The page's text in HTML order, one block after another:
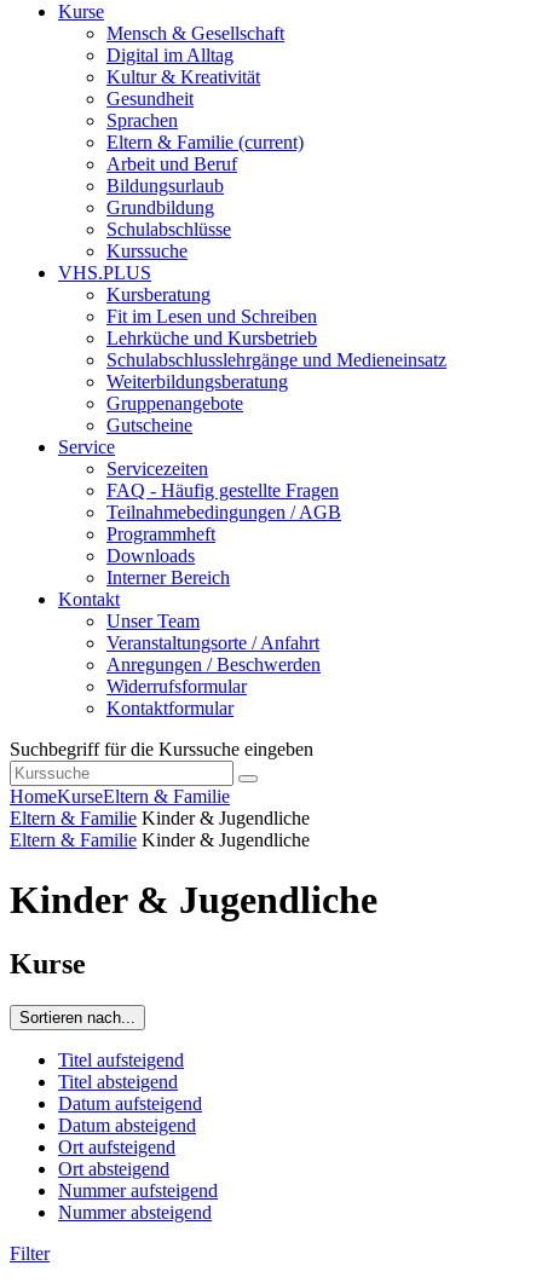
Kurse
Mensch & Gesellschaft
Digital im Alltag
Kultur & Kreativität
Gesundheit
Sprachen
Eltern & Familie (current)
Arbeit und Beruf
Bildungsurlaub
Grundbildung
Schulabschlüsse
Kurssuche
VHS.PLUS
Kursberatung
Fit im Lesen und Schreiben
Lehrküche und Kursbetrieb
Schulabschlusslehrgänge und Medieneinsatz
Weiterbildungsberatung
Gruppenangebote
Gutscheine
Service
Servicezeiten
FAQ - Häufig gestellte Fragen
Teilnahmebedingungen / AGB
Programmheft
Downloads
Interner Bereich
Kontakt
Unser Team
Veranstaltungsorte / Anfahrt
Anregungen / Beschwerden
Widerrufsformular
Kontaktformular
Suchbegriff für die Kurssuche eingeben
HomeKurseEltern & Familie
Eltern & Familie Kinder & Jugendliche
Eltern & Familie Kinder & Jugendliche
Kinder & Jugendliche
Kurse
Sortieren nach...
Titel aufsteigend
Titel absteigend
Datum aufsteigend
Datum absteigend
Ort aufsteigend
Ort absteigend
Nummer aufsteigend
Nummer absteigend
Filter